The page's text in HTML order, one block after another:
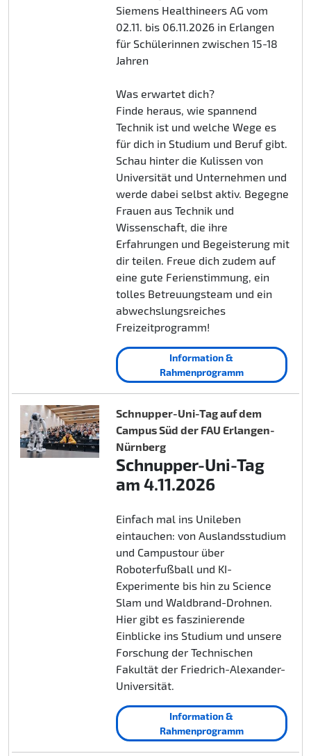
Siemens Healthineers AG vom
02.11. bis 06.11.2026 in Erlangen
für Schülerinnen zwischen 15-18
Jahren
Was erwartet dich?
Finde heraus, wie spannend
Technik ist und welche Wege es
für dich in Studium und Beruf gibt.
Schau hinter die Kulissen von
Universität und Unternehmen und
werde dabei selbst aktiv. Begegne
Frauen aus Technik und
Wissenschaft, die ihre
Erfahrungen und Begeisterung mit
dir teilen. Freue dich zudem auf
eine gute Ferienstimmung, ein
tolles Betreuungsteam und ein
abwechslungsreiches
Freizeitprogramm!
Information &
Rahmenprogramm
Schnupper-Uni-Tag auf dem
Campus Süd der FAU Erlangen-
Nürnberg
Schnupper-Uni-Tag
am 4.11.2026
Einfach mal ins Unileben
eintauchen: von Auslandsstudium
und Campustour über
Roboterfußball und KI-
Experimente bis hin zu Science
Slam und Waldbrand-Drohnen.
Hier gibt es faszinierende
Einblicke ins Studium und unsere
Forschung der Technischen
Fakultät der Friedrich-Alexander-
Universität.
Information &
Rahmenprogramm